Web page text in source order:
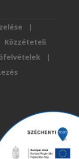
|
Közzéteteli
|